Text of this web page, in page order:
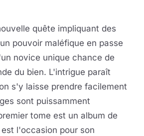
quête impliquant des
pouvoir maléfique en passe
novice unique chance de
du bien. L'intrigue paraît
s'y laisse prendre facilement
sont puissamment
tome est un album de
l'occasion pour son